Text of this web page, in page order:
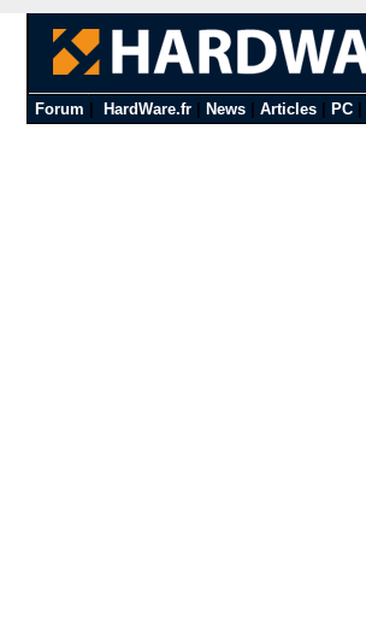
Forum HardWare.fr| News| Articles| PC|